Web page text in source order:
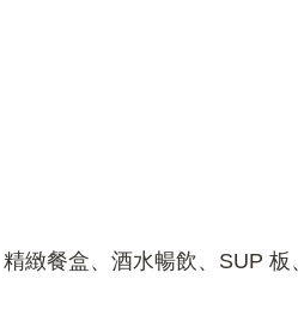
緻餐盒、酒水暢飲、SUP